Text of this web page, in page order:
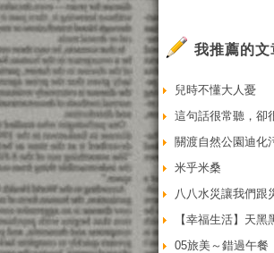
我推薦的文
兒時不懂大人憂
這句話很常聽，卻
關渡自然公園迪化
米乎米桑
八八水災讓我們跟
【幸福生活】天
05旅美～錯過午餐